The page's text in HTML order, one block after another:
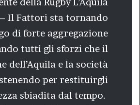
della Rugby L’Aquila
Il Fattori sta tornando
di forte aggregazione
tutti gli sforzi che il
dell’Aquila e la società
per restituirgli
sbiadita dal tempo.